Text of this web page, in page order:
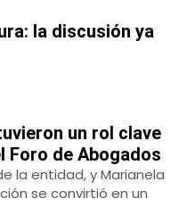
la discusión ya
un rol clave
Foro de Abogados
la entidad, y Marianela
se convirtió en un